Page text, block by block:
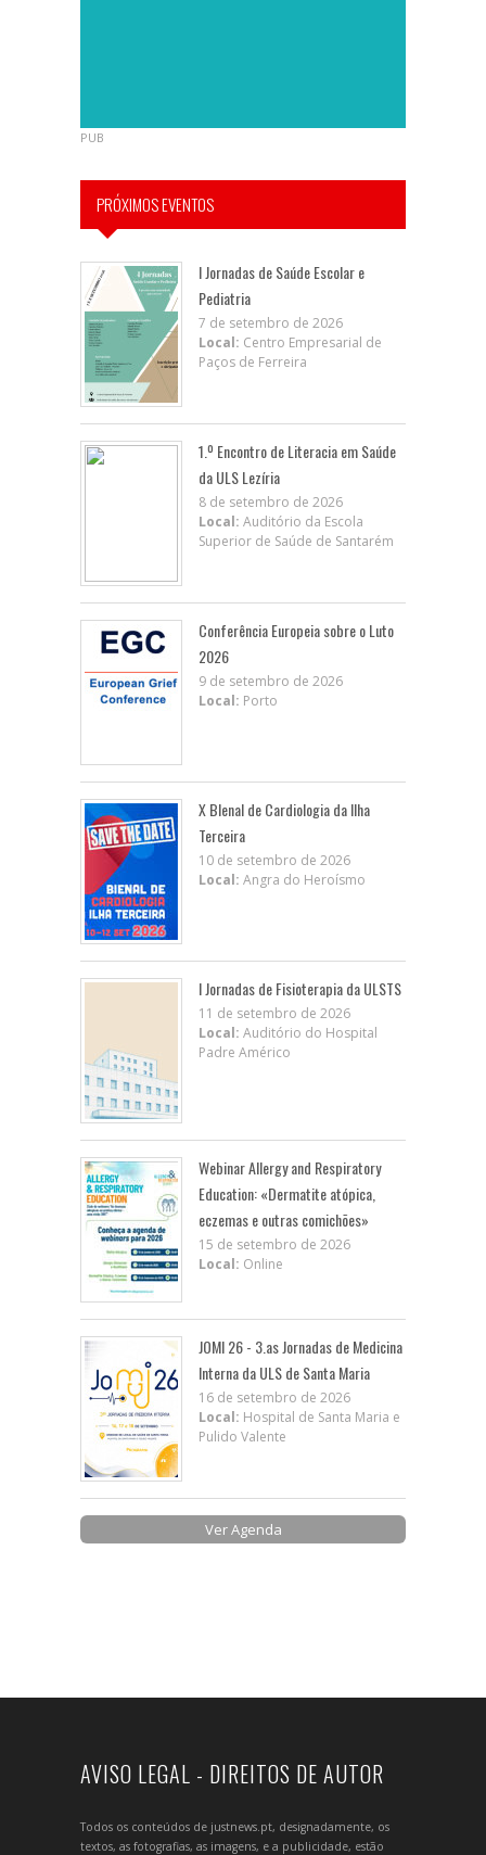
PUB
PRÓXIMOS EVENTOS
I Jornadas de Saúde Escolar e
Pediatria
7 de setembro de 2026
Local: Centro Empresarial de
Paços de Ferreira
1.º Encontro de Literacia em Saúde
da ULS Lezíria
8 de setembro de 2026
Local: Auditório da Escola
Superior de Saúde de Santarém
Conferência Europeia sobre o Luto
2026
9 de setembro de 2026
Local: Porto
X BIenal de Cardiologia da Ilha
Terceira
10 de setembro de 2026
Local: Angra do Heroísmo
I Jornadas de Fisioterapia da ULSTS
11 de setembro de 2026
Local: Auditório do Hospital
Padre Américo
Webinar Allergy and Respiratory
Education: «Dermatite atópica,
eczemas e outras comichões»
15 de setembro de 2026
Local: Online
JOMI 26 - 3.as Jornadas de Medicina
Interna da ULS de Santa Maria
16 de setembro de 2026
Local: Hospital de Santa Maria e
Pulido Valente
Ver Agenda
AVISO LEGAL - DIREITOS DE AUTOR
Todos os conteúdos de justnews.pt, designadamente, os
textos, as fotografias, as imagens, e a publicidade, estão